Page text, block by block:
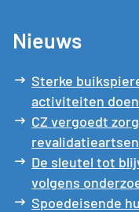
Nieuws
Sterke
activiteiten
CZ vergoedt
De sleutel tot
volgens
Spoedeisende